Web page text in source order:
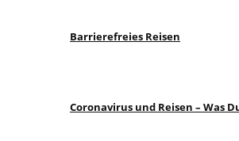
Barrierefreies Reisen
Coronavirus und Reisen – Was